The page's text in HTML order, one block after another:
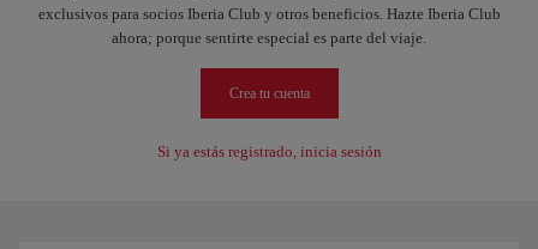
exclusivos para socios Iberia Club y otros beneficios. Hazte Iberia Club
ahora; porque sentirte especial es parte del viaje.
Crea tu cuenta
Si ya estás registrado, inicia sesión